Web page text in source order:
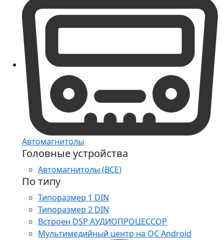
Автомагнитолы
Головные устройства
Автомагнитолы (ВСЕ)
По типу
Типоразмер 1 DIN
Типоразмер 2 DIN
Встроен DSP АУДИОПРОЦЕССОР
Мультимедийный центр на ОС Android